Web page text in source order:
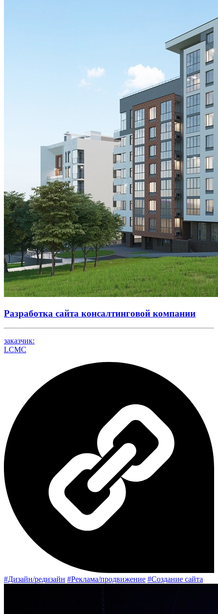
Разработка сайта консалтинговой компании
заказчик:
LCMC
#Дизайн/редизайн #Реклама/продвижение #Создание сайта